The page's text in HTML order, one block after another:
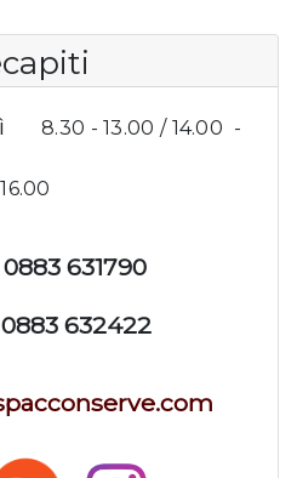
8.30 - 13.00 / 14.00 -
16.00
631790
632422